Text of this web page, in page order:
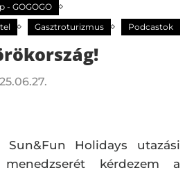
- GOGOGO
Gasztroturizmus Podcastok
Holidays utazási
kérdezem a